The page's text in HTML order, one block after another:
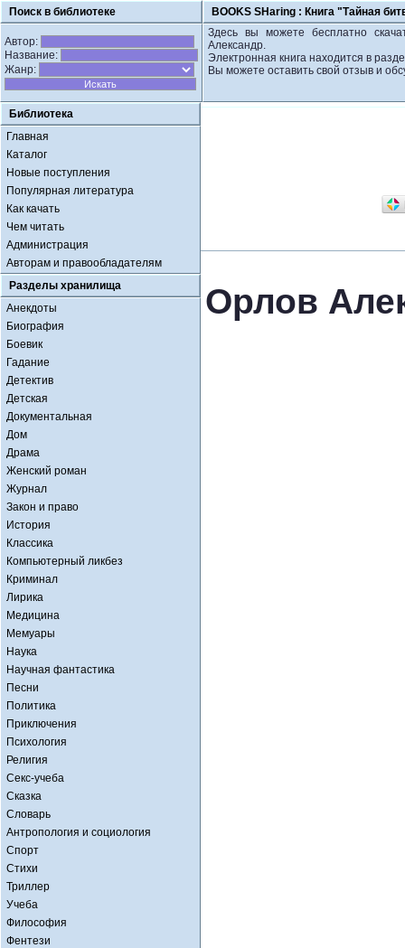
Поиск в библиотеке BOOKS SHaring : Книга "Тайная
Автор:
Название:
Жанр:
Здесь вы можете бесплатно
Александр.
Электронная книга находится в
Вы можете оставить свой отзыв и
Библиотека
Главная
Каталог
Новые поступления
Популярная литература
Как качать
Чем читать
Администрация
Авторам и правообладателям
Разделы хранилища
Анекдоты
Биография
Боевик
Гадание
Детектив
Детская
Документальная
Дом
Драма
Женский роман
Журнал
Закон и право
История
Классика
Компьютерный ликбез
Криминал
Лирика
Медицина
Мемуары
Наука
Научная фантастика
Песни
Политика
Приключения
Психология
Религия
Секс-учеба
Сказка
Словарь
Антропология и социология
Спорт
Стихи
Триллер
Учеба
Философия
Фентези
Орлов